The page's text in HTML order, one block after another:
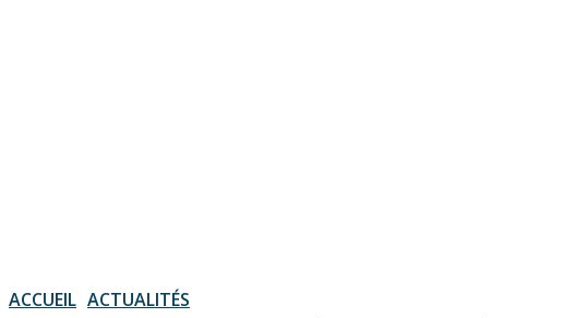
ACCUEIL ACTUALITÉS